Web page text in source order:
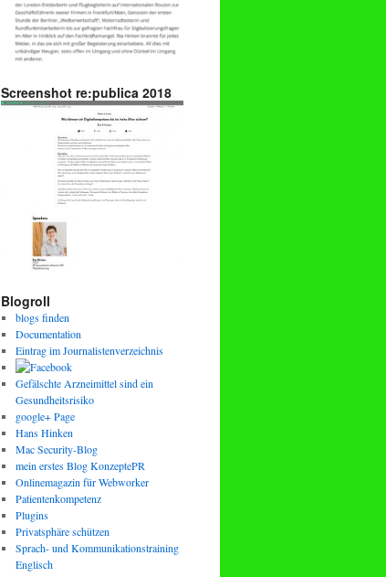
Screenshot re:publica 2018
Blogroll
blogs finden
Documentation
Eintrag im Journalistenverzeichnis
Gefälschte Arzneimittel sind ein
Gesundheitsrisiko
google+ Page
Hans Hinken
Mac Security-Blog
mein erstes Blog KonzeptePR
Onlinemagazin für Webworker
Patientenkompetenz
Plugins
Privatsphäre schützen
Sprach- und Kommunikationstraining
Englisch